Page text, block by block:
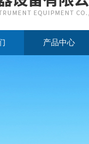
产品中心